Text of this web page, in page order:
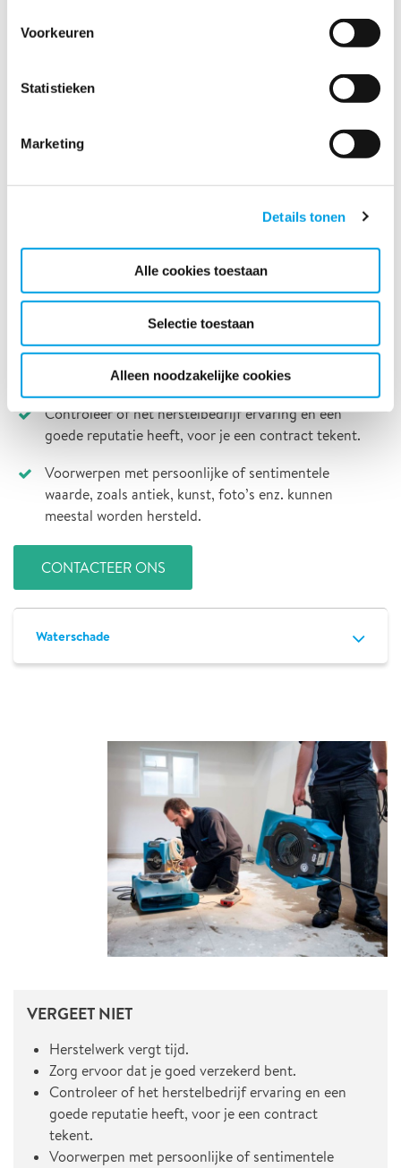
Voorkeuren
Statistieken
Marketing
Details tonen
Alle cookies toestaan
Selectie toestaan
Alleen noodzakelijke cookies
ontdooide voedingswaren moeten in de afvalbak.
hebben een hotline om incidenten te rapporteren.
Zorg ervoor dat je je polisnummer, persoonlijke
informatie, een korte beschrijving van de schade
Denk eraan
Zorg ervoor dat je goed verzekerd bent.
Controleer of het herstelbedrijf ervaring en een
goede reputatie heeft, voor je een contract tekent.
Voorwerpen met persoonlijke of sentimentele
waarde, zoals antiek, kunst, foto’s enz. kunnen
meestal worden hersteld.
Waterschade
VERGEET NIET
Herstelwerk vergt tijd.
Zorg ervoor dat je goed verzekerd bent.
Controleer of het herstelbedrijf ervaring en een
goede reputatie heeft, voor je een contract
tekent.
Voorwerpen met persoonlijke of sentimentele